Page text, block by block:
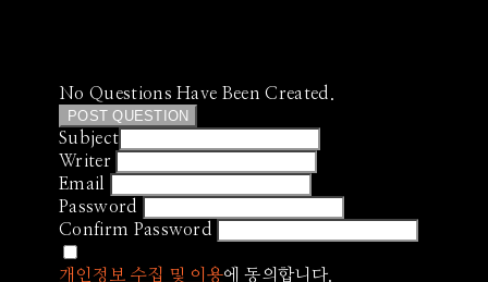
No Questions Have Been Created.
POST QUESTION
Subject
Writer
Email
Password
Confirm Password
개인정보 수집 및 이용에 동의합니다.